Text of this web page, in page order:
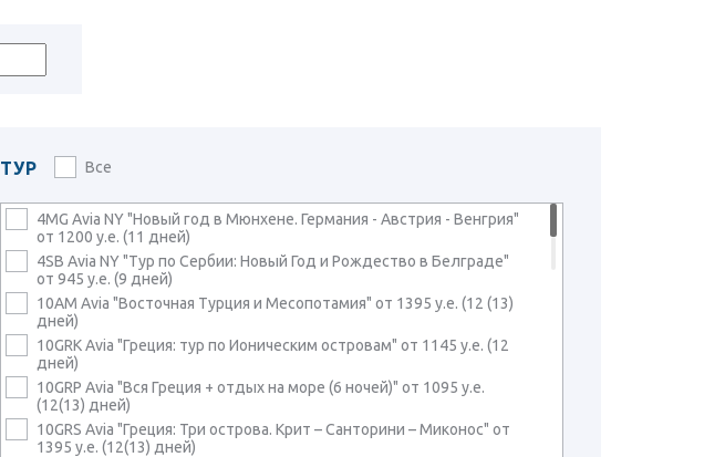
ТУР Все
4MG Avia NY "Новый год в Мюнхене. Германия - Австрия - Венгрия"
от 1200 у.е. (11 дней)
4SB Avia NY "Тур по Сербии: Новый Год и Рождество в Белграде"
от 945 у.е. (9 дней)
10AM Avia "Восточная Турция и Месопотамия" от 1395 у.е. (12 (13)
дней)
10GRK Avia "Греция: тур по Ионическим островам" от 1145 у.е. (12
дней)
10GRP Avia "Вся Греция + отдых на море (6 ночей)" от 1095 у.е.
(12(13) дней)
10GRS Avia "Греция: Три острова. Крит – Санторини – Миконос" от
1395 у.е. (12(13) дней)